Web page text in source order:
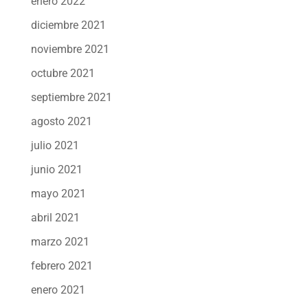
diciembre 2021
noviembre 2021
octubre 2021
septiembre 2021
agosto 2021
julio 2021
junio 2021
mayo 2021
abril 2021
marzo 2021
febrero 2021
enero 2021